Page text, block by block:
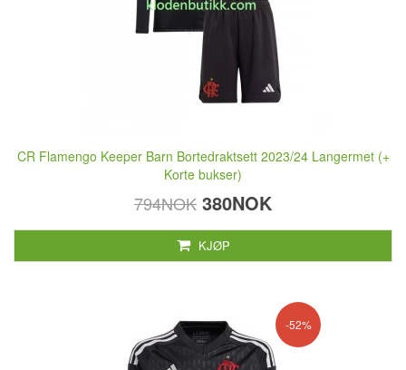
CR Flamengo Keeper Barn Bortedraktsett 2023/24 Langermet (+
Korte bukser)
794NOK 380NOK
KJØP
-52%